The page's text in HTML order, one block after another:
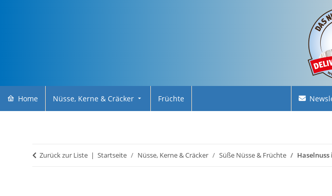
Home Nüsse, Kerne & Cräcker Früchte
Zurück zur Liste Startseite Nüsse, Kerne & Cräcker Süße Nüsse & Früchte